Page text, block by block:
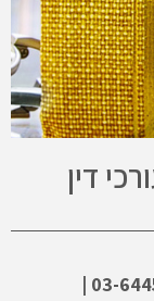
דין
טלפון: 03-6445011 | פקס: 03-6445115 |